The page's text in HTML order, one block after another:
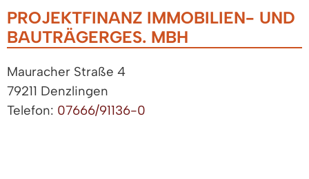
PROJEKTFINANZ IMMOBILIEN- UND
BAUTRÄGERGES. MBH
Mauracher Straße 4
79211 Denzlingen
Telefon: 07666/91136-0